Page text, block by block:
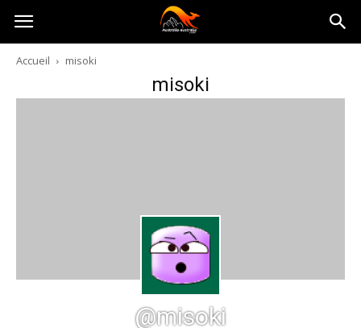
Australia-
australie.com
Accueil misoki
misoki
@misoki